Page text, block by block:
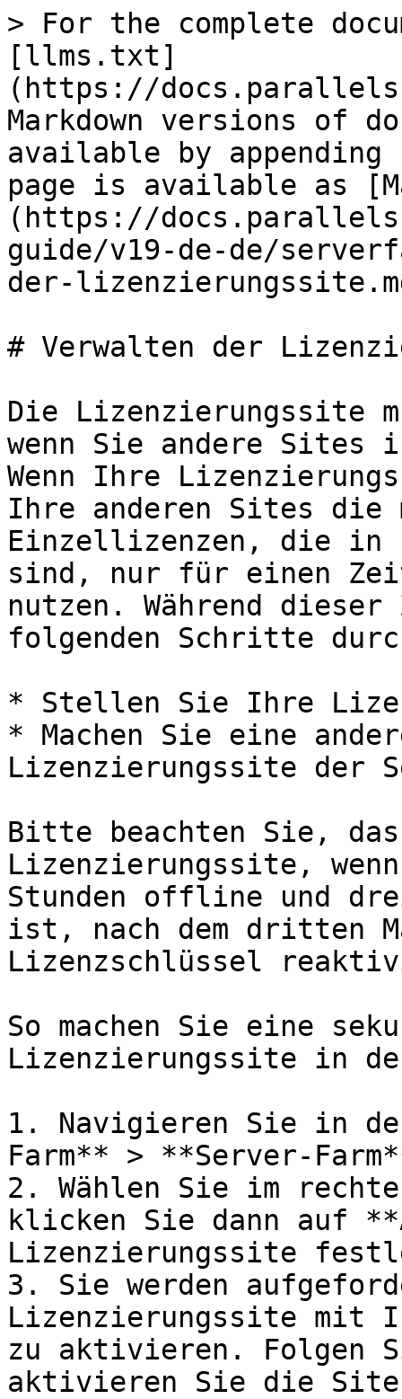
> For the complete
[llms.txt]
(https://
Markdown versions of
available by
page is available as
(https://
guide/v19-de-de/
der-
# Verwalten der
Die Lizenzierungssite
wenn Sie andere Sites
Wenn Ihre
Ihre anderen Sites die
Einzellizenzen, die in
sind, nur für einen
nutzen. Während
folgenden Schritte
* Stellen Sie Ihre
* Machen Sie eine
Lizenzierungssite der
Bitte beachten Sie,
Lizenzierungssite,
Stunden offline und
ist, nach dem dritten
Lizenzschlüssel
So machen Sie eine
Lizenzierungssite in
1. Navigieren Sie in
Farm** > **Server-
2. Wählen Sie im
klicken Sie dann auf
Lizenzierungssite
3. Sie werden
Lizenzierungssite mit
zu aktivieren. Folgen
aktivieren Sie die